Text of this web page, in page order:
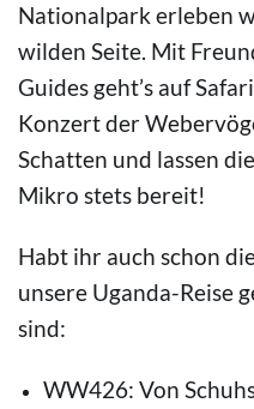
Nationalpark erleben
wilden Seite. Mit
Guides geht’s auf
Konzert der
Schatten und lassen
Mikro stets bereit!
Habt ihr auch schon
unsere Uganda-Reise
sind:
WW426: Von